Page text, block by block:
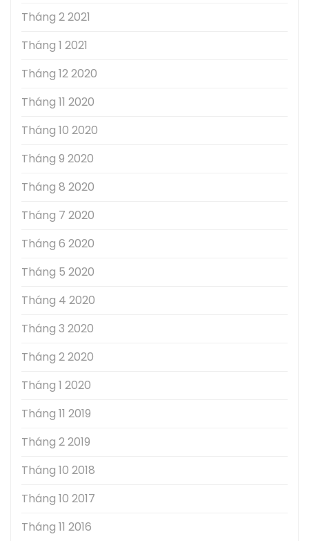
Tháng 2 2021
Tháng 1 2021
Tháng 12 2020
Tháng 11 2020
Tháng 10 2020
Tháng 9 2020
Tháng 8 2020
Tháng 7 2020
Tháng 6 2020
Tháng 5 2020
Tháng 4 2020
Tháng 3 2020
Tháng 2 2020
Tháng 1 2020
Tháng 11 2019
Tháng 2 2019
Tháng 10 2018
Tháng 10 2017
Tháng 11 2016